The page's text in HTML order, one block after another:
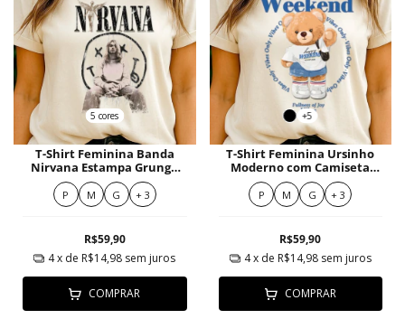
5 cores
T-Shirt Feminina Banda
Nirvana Estampa Grunge
Anjo
P M G + 3
R$59,90
4x de R$14,98 sem juros
COMPRAR
+5
T-Shirt Feminina Ursinho
Moderno com Camiseta
Frase Divertida e Shorts
Jeans
P M G + 3
R$59,90
4x de R$14,98 sem juros
COMPRAR